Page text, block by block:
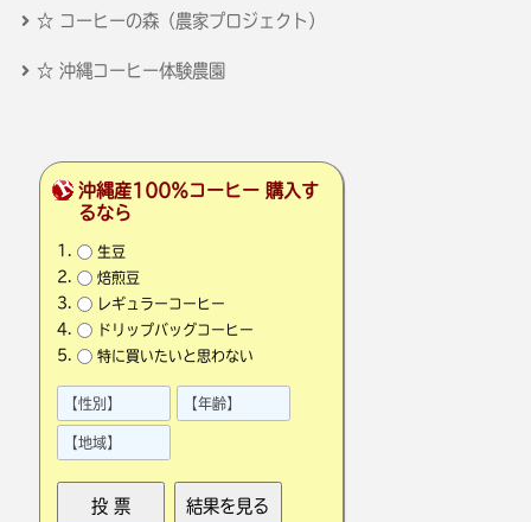
☆ コーヒーの森（農家プロジェクト）
☆ 沖縄コーヒー体験農園
沖縄産100％コーヒー 購入す
るなら
生豆
焙煎豆
レギュラーコーヒー
ドリップバッグコーヒー
特に買いたいと思わない